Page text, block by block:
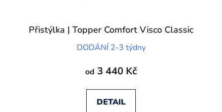
Přistýlka | Topper Comfort Visco Classic
DODÁNÍ 2-3 týdny
od 3 440 Kč
DETAIL